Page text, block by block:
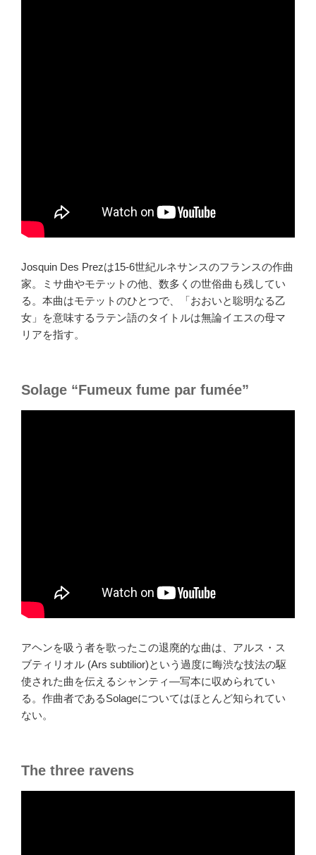
Josquin Des Prezは15-6世紀ルネサンスのフランスの作曲
家。ミサ曲やモテットの他、数多くの世俗曲も残してい
る。本曲はモテットのひとつで、「おおいと聡明なる乙
女」を意味するラテン語のタイトルは無論イエスの母マ
リアを指す。
Solage “Fumeux fume par fumée”
アヘンを吸う者を歌ったこの退廃的な曲は、アルス・ス
ブティリオル (Ars subtilior)という過度に晦渋な技法の駆
使された曲を伝えるシャンティ―写本に収められてい
る。作曲者であるSolageについてはほとんど知られてい
ない。
The three ravens